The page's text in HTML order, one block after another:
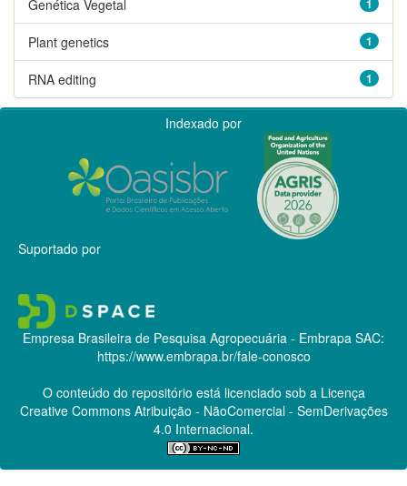
Genética Vegetal
1
Plant genetics
1
RNA editing
Indexado por
Suportado por
Empresa Brasileira de Pesquisa Agropecuária - Embrapa SAC:
https://www.embrapa.br/fale-conosco
O conteúdo do repositório está licenciado sob a Licença
Creative CommonsAtribuição - NãoComercial - SemDerivações
4.0 Internacional.